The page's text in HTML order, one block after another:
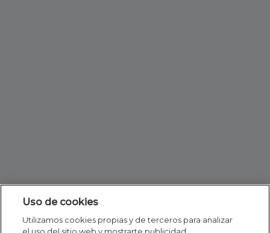
Uso de cookies
Utilizamos cookies propias y de terceros para analizar